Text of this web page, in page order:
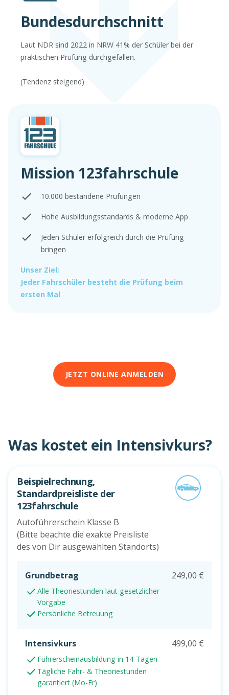
Bundesdurchschnitt
Laut NDR sind 2022 in NRW 41% der Schüler bei der
praktischen Prüfung durchgefallen.
(Tendenz steigend)
Mission 123fahrschule
10.000 bestandene Prüfungen
Hohe Ausbildungsstandards & moderne App
Jeden Schüler erfolgreich durch die Prüfung
bringen
Unser Ziel:
Jeder Fahrschüler besteht die Prüfung beim
ersten Mal
JETZT ONLINE ANMELDEN
Was kostet ein Intensivkurs?
Beispielrechnung,
Standardpreisliste der
123fahrschule
Autoführerschein Klasse B
(Bitte beachte die exakte Preisliste
des von Dir ausgewählten Standorts)
Grundbetrag
Alle Theoriestunden laut gesetzlicher
Vorgabe
Persönliche Betreuung
249,00 €
Intensivkurs
Führerscheinausbildung in 14-Tagen
Tägliche Fahr- & Theoriestunden
garantiert (Mo-Fr)
499,00 €